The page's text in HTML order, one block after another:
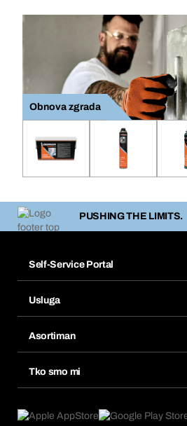
Obnova zgrada
PUSHING THE LIMITS.
Self-Service Portal
Popisi želja
Ponovno naručivanje
Pretplate
Usluga
Tražitelji proizvoda
Asortiman
Tko smo mi
Što nas pokreće